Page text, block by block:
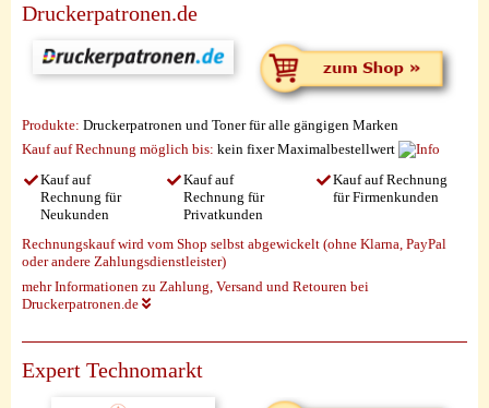
Druckerpatronen.de
Produkte: Druckerpatronen und Toner für alle gängigen Marken
Kauf auf Rechnung möglich bis: kein fixer Maximalbestellwert
Kauf auf
Rechnung für
Neukunden
Kauf auf
Rechnung für
Privatkunden
Kauf auf Rechnung
für Firmenkunden
Rechnungskauf wird vom Shop selbst abgewickelt (ohne Klarna, PayPal
oder andere Zahlungsdienstleister)
mehr Informationen zu Zahlung, Versand und Retouren bei
Druckerpatronen.de
Expert Technomarkt